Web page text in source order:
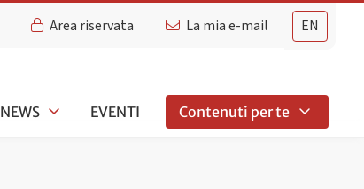
EN
Area riservata La mia e-mail
NEWS EVENTI Contenuti per te